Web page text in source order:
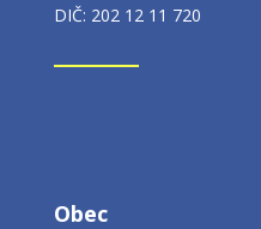
DIČ: 202 12 11 720
Obec